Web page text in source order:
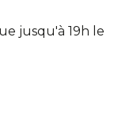
jusqu'à 19h le